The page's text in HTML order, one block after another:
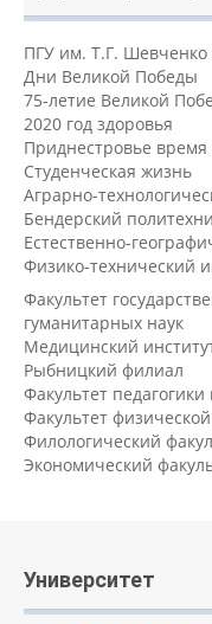
ПГУ им. Т.Г. Шевченко
Дни Великой Победы
75-летие Великой
2020 год здоровья
Приднестровье
Студенческая жизнь
Аграрно-
Бендерский
Естественно-
Физико-технический
Факультет
гуманитарных наук
Медицинский
Рыбницкий филиал
Факультет
Факультет
Филологический
Экономический
Университет